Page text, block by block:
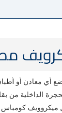
أي معادن أو
الداخلية من
ميكروويف كومباس